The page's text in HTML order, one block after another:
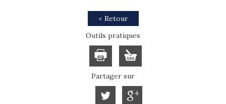
< Retour
Outils pratiques
Partager sur